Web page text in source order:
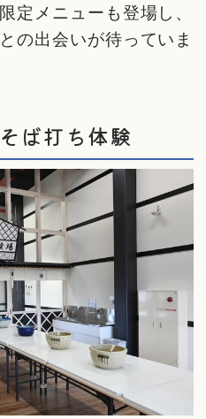
定メニューも登場し、
の出会いが待っていま
ば打ち体験